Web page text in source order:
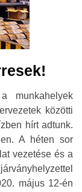
munkahelyek
közötti
hírt adtunk.
A héten sor
vezetése és a
május 12-én